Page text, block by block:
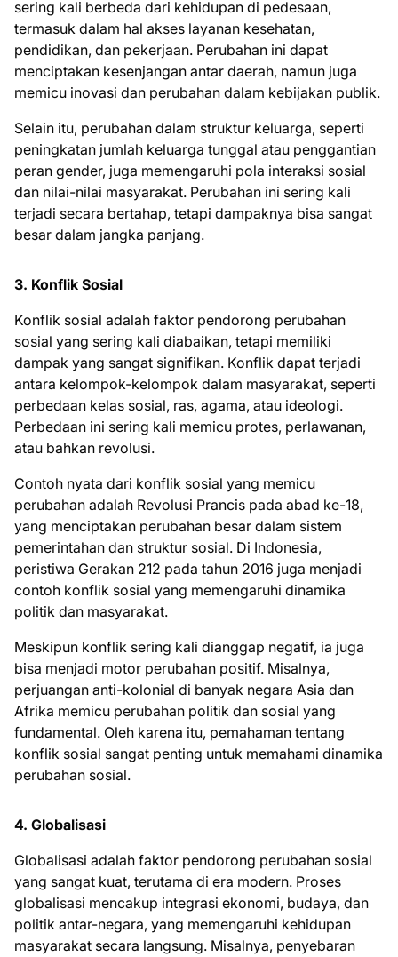
sering kali berbeda dari kehidupan di pedesaan,
termasuk dalam hal akses layanan kesehatan,
pendidikan, dan pekerjaan. Perubahan ini dapat
menciptakan kesenjangan antar daerah, namun juga
memicu inovasi dan perubahan dalam kebijakan publik.
Selain itu, perubahan dalam struktur keluarga, seperti
peningkatan jumlah keluarga tunggal atau penggantian
peran gender, juga memengaruhi pola interaksi sosial
dan nilai-nilai masyarakat. Perubahan ini sering kali
terjadi secara bertahap, tetapi dampaknya bisa sangat
besar dalam jangka panjang.
3. Konflik Sosial
Konflik sosial adalah faktor pendorong perubahan
sosial yang sering kali diabaikan, tetapi memiliki
dampak yang sangat signifikan. Konflik dapat terjadi
antara kelompok-kelompok dalam masyarakat, seperti
perbedaan kelas sosial, ras, agama, atau ideologi.
Perbedaan ini sering kali memicu protes, perlawanan,
atau bahkan revolusi.
Contoh nyata dari konflik sosial yang memicu
perubahan adalah Revolusi Prancis pada abad ke-18,
yang menciptakan perubahan besar dalam sistem
pemerintahan dan struktur sosial. Di Indonesia,
peristiwa Gerakan 212 pada tahun 2016 juga menjadi
contoh konflik sosial yang memengaruhi dinamika
politik dan masyarakat.
Meskipun konflik sering kali dianggap negatif, ia juga
bisa menjadi motor perubahan positif. Misalnya,
perjuangan anti-kolonial di banyak negara Asia dan
Afrika memicu perubahan politik dan sosial yang
fundamental. Oleh karena itu, pemahaman tentang
konflik sosial sangat penting untuk memahami dinamika
perubahan sosial.
4. Globalisasi
Globalisasi adalah faktor pendorong perubahan sosial
yang sangat kuat, terutama di era modern. Proses
globalisasi mencakup integrasi ekonomi, budaya, dan
politik antar-negara, yang memengaruhi kehidupan
masyarakat secara langsung. Misalnya, penyebaran